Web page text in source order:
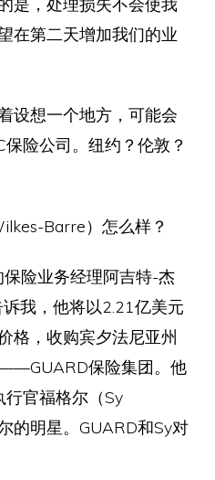
在第二天增加我们的业
想一个地方，可能会
险公司。纽约？伦敦？
Barre）怎么样？
险业务经理阿吉特-杰
我，他将以2.21亿美元
格，收购宾夕法尼亚州
保险集团。他
行官福格尔（Sy
的明星。GUARD和Sy对